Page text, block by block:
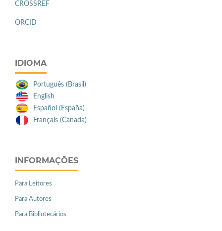
CROSSREF
ORCID
IDIOMA
Português (Brasil)
English
Español (España)
Français (Canada)
INFORMAÇÕES
Para Leitores
Para Autores
Para Bibliotecários